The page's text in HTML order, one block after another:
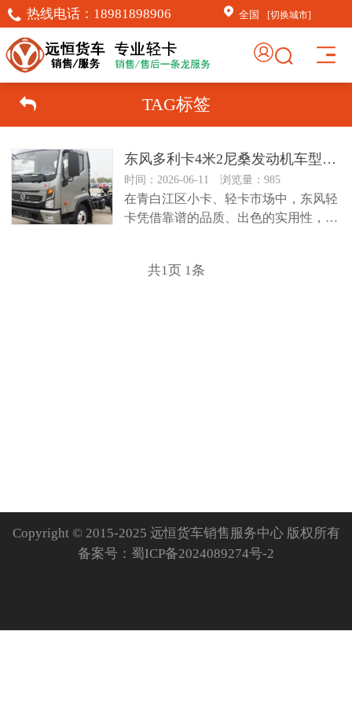
热线电话： 18981898906 全国 [切换城市]
TAG标签
东风多利卡4米2尼桑发动机车型怎么样？
时间：2026-06-11 浏览量：985
在青白江区小卡、轻卡市场中，东风轻
卡凭借靠谱的品质、出色的实用性，常
共1页 1条
Copyright © 2015-2025 远恒货车销售服务中心 版权所有
备案号： 蜀ICP备2024089274号-2